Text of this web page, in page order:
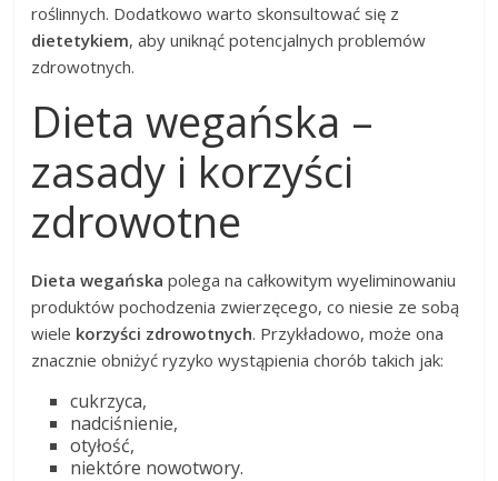
roślinnych. Dodatkowo warto skonsultować się z
dietetykiem, aby uniknąć potencjalnych problemów
zdrowotnych.
Dieta wegańska –
zasady i korzyści
zdrowotne
Dieta wegańska polega na całkowitym wyeliminowaniu
produktów pochodzenia zwierzęcego, co niesie ze sobą
wiele korzyści zdrowotnych. Przykładowo, może ona
znacznie obniżyć ryzyko wystąpienia chorób takich jak:
cukrzyca,
nadciśnienie,
otyłość,
niektóre nowotwory.